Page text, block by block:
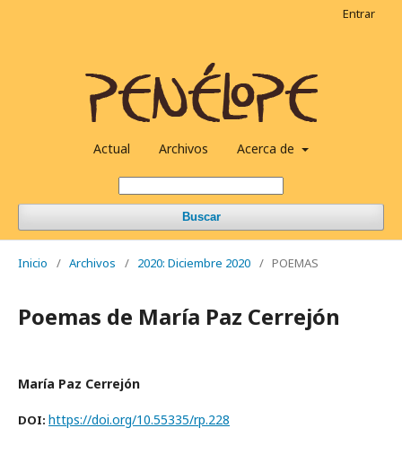
Actual Archivos Acerca de
Buscar
Entrar
Inicio / Archivos / 2020: Diciembre 2020 / POEMAS
Poemas de María Paz Cerrejón
María Paz Cerrejón
DOI: https://doi.org/10.55335/rp.228